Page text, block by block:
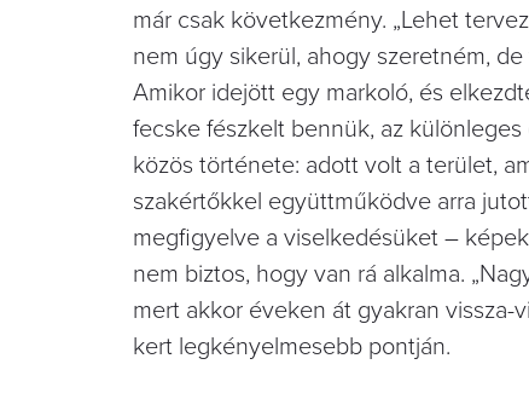
már csak következmény. „Lehet
nem úgy sikerül, ahogy szeretném,
Amikor idejött egy markoló, és
fecske fészkelt bennük, az
közös története: adott volt a terület,
szakértőkkel együttműködve arra
megfigyelve a viselkedésüket –
nem biztos, hogy van rá alkalma.
mert akkor éveken át gyakran vissza-
kert legkényelmesebb pontján.